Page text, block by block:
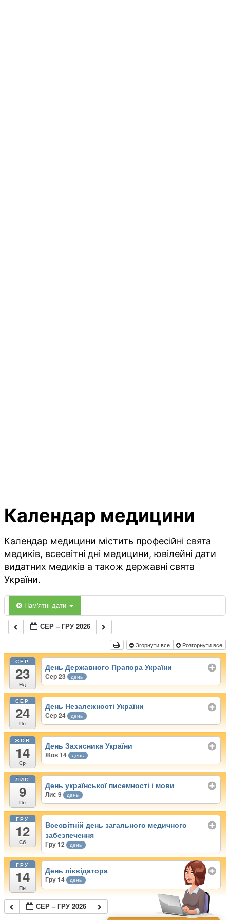
Календар медицини
Календар медицини містить професійні свята
медиків, всесвітні дні медицини, ювілейні дати
видатних медиків а також державні свята
України.
Пам'ятні дати
СЕР – ГРУ 2026
Згорнути все Розгорнути все
СЕР
23
Нд
День Державного Прапора України
Сер 23 день
СЕР
24
Пн
День Незалежності України
Сер 24 день
ЖОВ
14
Ср
День Захисника України
Жов 14 день
ЛИС
9
Пн
День української писемності і мови
Лис 9 день
ГРУ
12
Сб
Всесвітній день загального медичного
забезпечення
Гру 12 день
ГРУ
14
Пн
День ліквідатора
Гру 14 день
СЕР – ГРУ 2026